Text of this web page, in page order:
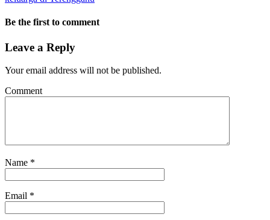
Be the first to comment
Leave a Reply
Your email address will not be published.
Comment
Name *
Email *